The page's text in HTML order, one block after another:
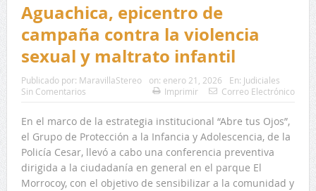
Aguachica, epicentro de
campaña contra la violencia
sexual y maltrato infantil
Publicado por: MaravillaStereo on: enero 21, 2026 En: Judiciales
Sin Comentarios
Imprimir Correo Electrónico
En el marco de la estrategia institucional “Abre tus Ojos”,
el Grupo de Protección a la Infancia y Adolescencia, de la
Policía Cesar, llevó a cabo una conferencia preventiva
dirigida a la ciudadanía en general en el parque El
Morrocoy, con el objetivo de sensibilizar a la comunidad y